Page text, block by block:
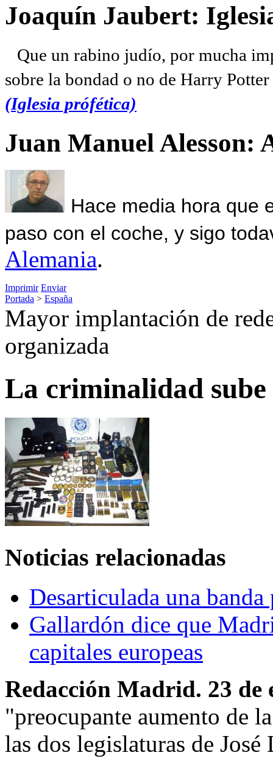
Joaquín Jaubert:
Que un rabino judío, por mucha
sobre la bondad o no de Harry
(Iglesia prófética)
Juan Manuel Alesson:
Hace media hora que
paso con el coche, y sigo
Alemania.
Imprimir Enviar
Portada > España
Mayor implantación de
organizada
La criminalidad
Noticias relacionadas
Desarticulada una
Gallardón dice que
capitales europeas
Redacción Madrid. 23 de
"preocupante aumento de
las dos legislaturas de